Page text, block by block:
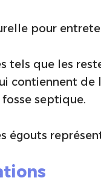
pour
que les
contiennent
septique.
égouts